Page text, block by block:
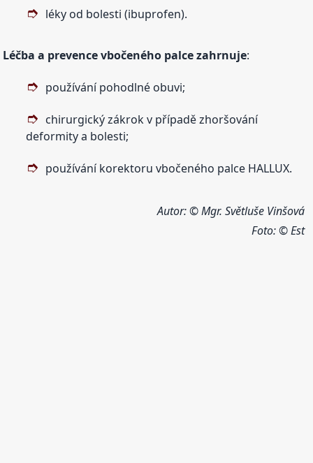
léky od bolesti (ibuprofen).
Léčba a prevence vbočeného palce zahrnuje:
používání pohodlné obuvi;
chirurgický zákrok v případě zhoršování
deformity a bolesti;
používání korektoru vbočeného palce HALLUX.
Autor: © Mgr. Světluše Vinšová
Foto:© Est